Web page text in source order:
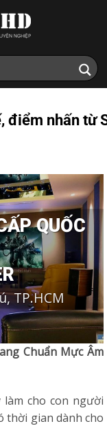
điểm nhấn từ
QUỐC
TP.HCM
Chuẩn Mực Âm
cho con người
thời gian dành cho